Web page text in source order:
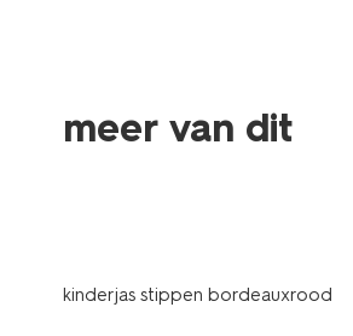
meer van dit
kinderjas stippen bordeauxrood